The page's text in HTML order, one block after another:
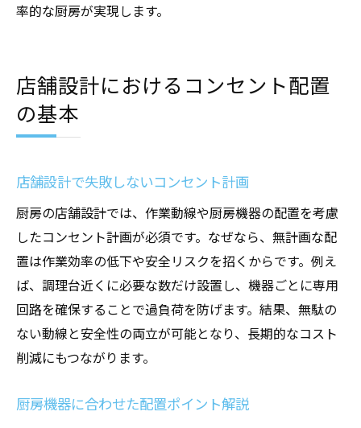
率的な厨房が実現します。
店舗設計におけるコンセント配置
の基本
店舗設計で失敗しないコンセント計画
厨房の店舗設計では、作業動線や厨房機器の配置を考慮
したコンセント計画が必須です。なぜなら、無計画な配
置は作業効率の低下や安全リスクを招くからです。例え
ば、調理台近くに必要な数だけ設置し、機器ごとに専用
回路を確保することで過負荷を防げます。結果、無駄の
ない動線と安全性の両立が可能となり、長期的なコスト
削減にもつながります。
厨房機器に合わせた配置ポイント解説